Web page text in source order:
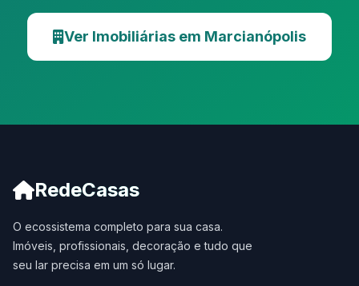
Ver Imobiliárias em Marcianópolis
RedeCasas
O ecossistema completo para sua casa.
Imóveis, profissionais, decoração e tudo que
seu lar precisa em um só lugar.